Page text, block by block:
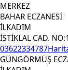
MERKEZ
BAHAR ECZANESİ
İLKADIM
İSTİKLAL CAD.
03622334787
GÜNGÖRMÜŞ